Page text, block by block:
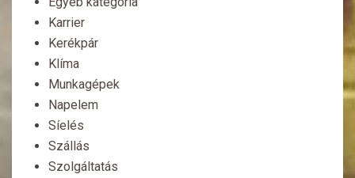
Karrier
Kerékpár
Klíma
Munkagépek
Napelem
Síelés
Szállás
Szolgáltatás